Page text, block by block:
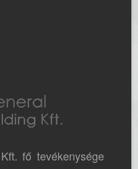
fő tevékenysége